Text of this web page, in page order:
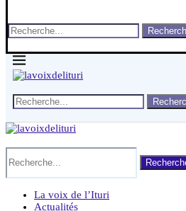
La voix de l’Ituri
Actualités